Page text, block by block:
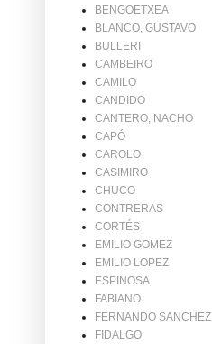
BENGOETXEA
BLANCO, GUSTAVO
BULLERI
CAMBEIRO
CAMILO
CANDIDO
CANTERO, NACHO
CAPÓ
CAROLO
CASIMIRO
CHUCO
CONTRERAS
CORTÉS
EMILIO GOMEZ
EMILIO LOPEZ
ESPINOSA
FABIANO
FERNANDO SANCHEZ
FIDALGO